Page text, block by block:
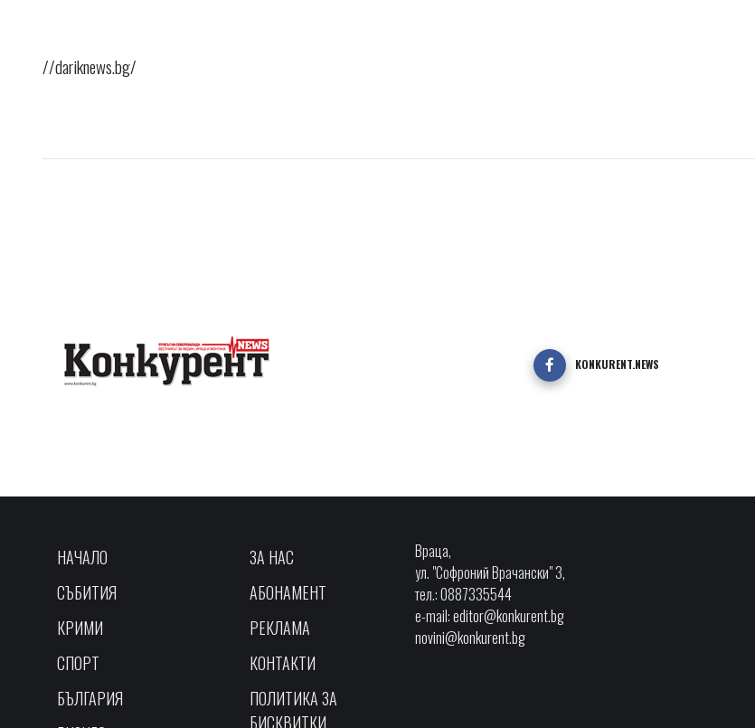
//dariknews.bg/
KONKURENT.NEWS
НАЧАЛО
СЪБИТИЯ
КРИМИ
СПОРТ
БЪЛГАРИЯ
ЗА НАС
АБОНАМЕНТ
РЕКЛАМА
КОНТАКТИ
ПОЛИТИКА ЗА
БИСКВИТКИ
Враца,
ул. "Софроний Врачански" 3,
тел.: 0887335544
e-mail:editor@konkurent.bg
novini@konkurent.bg